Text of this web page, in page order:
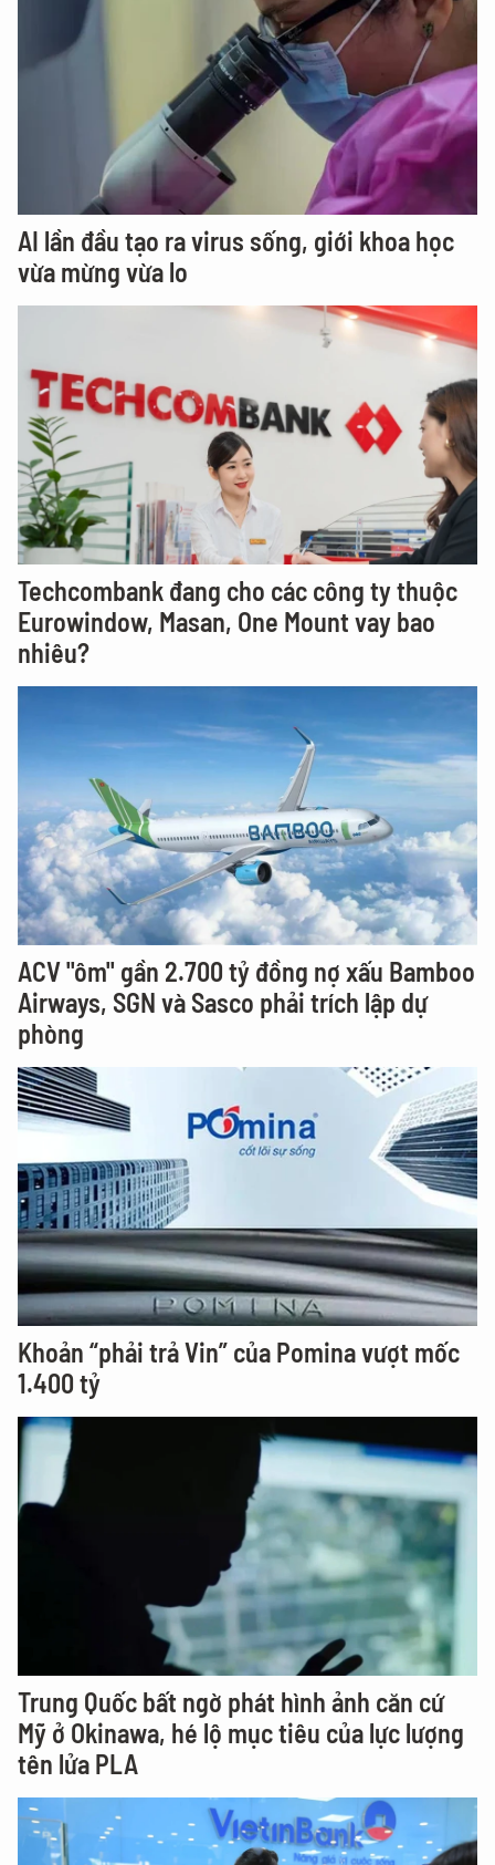
AI lần đầu tạo ra virus sống, giới khoa học
vừa mừng vừa lo
Techcombank đang cho các công ty thuộc
Eurowindow, Masan, One Mount vay bao
nhiêu?
ACV "ôm" gần 2.700 tỷ đồng nợ xấu Bamboo
Airways, SGN và Sasco phải trích lập dự
phòng
Khoản “phải trả Vin” của Pomina vượt mốc
1.400 tỷ
Trung Quốc bất ngờ phát hình ảnh căn cứ
Mỹ ở Okinawa, hé lộ mục tiêu của lực lượng
tên lửa PLA